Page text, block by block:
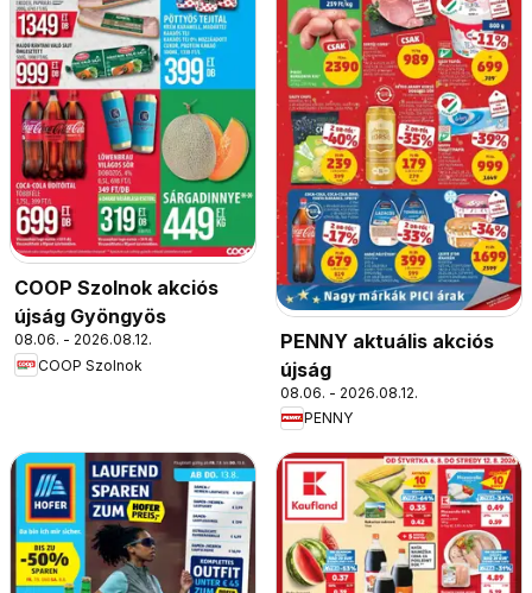
COOP Szolnok akciós
újság Gyöngyös
08.06. - 2026.08.12.
COOP Szolnok
PENNY aktuális akciós
újság
08.06. - 2026.08.12.
PENNY